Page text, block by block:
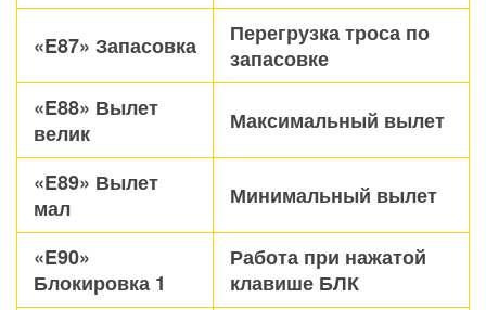
«E87» Запасовка
Перегрузка троса по
запасовке
«E88» Вылет
велик
Максимальный вылет
«E89» Вылет
мал
Минимальный вылет
«E90»
Блокировка 1
Работа при нажатой
клавише БЛК